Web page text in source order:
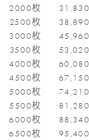
2000枚
31,830
2500枚
38,890
3000枚
45,960
3500枚
53,020
4000枚
60,080
4500枚
67,150
5000枚
74,210
5500枚
81,280
6000枚
88,340
6500枚
95,400